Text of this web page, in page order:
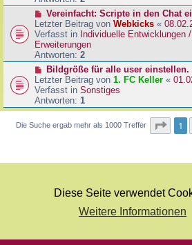
Diese Seite verwendet
Weitere Informationen
i
r
a
g
r
B
e
i
t
r
a
g
N
e
u
e
r
B
e
i
t
r
g
Vereinfacht: Scripte in den Chat
Letzter Beitrag von Webkicks «
Verfasst in Individuelle Entwicklungen
Erweiterungen
Antworten: 2
N
e
u
e
r
B
e
r
Bildgröße für alle user einstellen.
Letzter Beitrag von 1. FC Keller «
Verfasst in Sonstiges
Antworten: 1
Die Suche ergab mehr als 1000 Treffer Seite
1
Deutsche Übersetzung durch